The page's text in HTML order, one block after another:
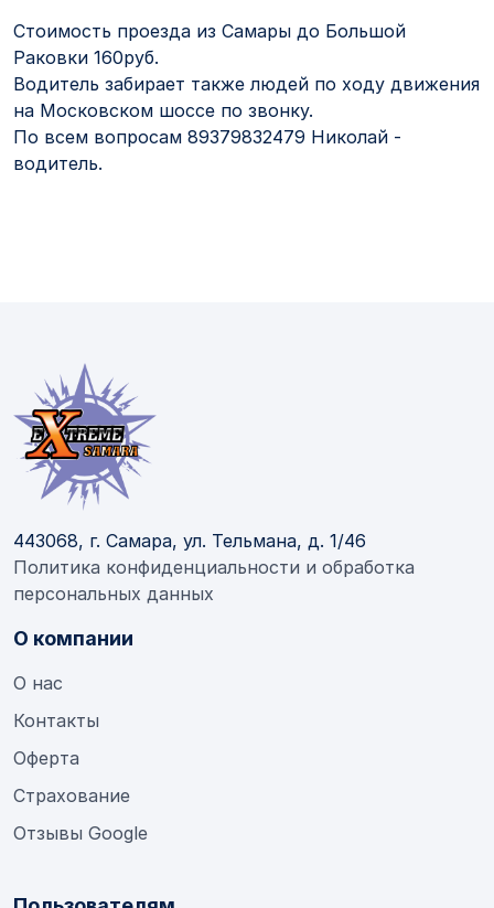
Стоимость проезда из Самары до Большой
Раковки 160руб.
Водитель забирает также людей по ходу движения
на Московском шоссе по звонку.
По всем вопросам 89379832479 Николай -
водитель.
443068, г. Самара, ул. Тельмана, д. 1/46
Политика конфиденциальности и обработка
персональных данных
О компании
О нас
Контакты
Оферта
Страхование
Отзывы Google